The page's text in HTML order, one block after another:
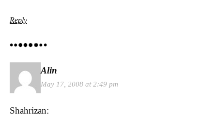
Reply
Alin
May 17, 2008 at 2:49 pm
Shahrizan: